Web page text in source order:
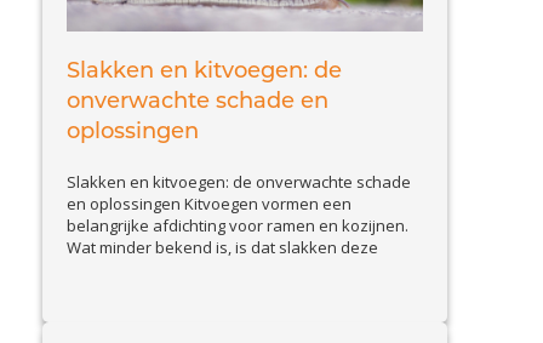
Slakken en kitvoegen: de
onverwachte schade en
oplossingen
Slakken en kitvoegen: de onverwachte schade
en oplossingen Kitvoegen vormen een
belangrijke afdichting voor ramen en kozijnen.
Wat minder bekend is, is dat slakken deze